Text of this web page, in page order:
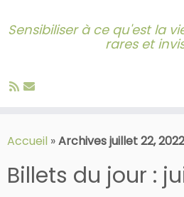
to
Sensibiliser à ce qu'est la
rares et
Accueil »Archives juillet 22, 2022
Billets du jour :